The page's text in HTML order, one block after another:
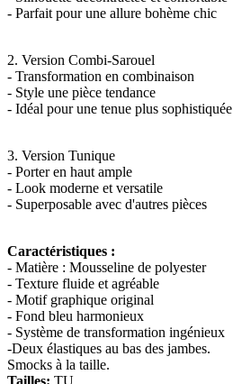
- Parfait pour une allure bohème chic
2. Version Combi-Sarouel
- Transformation en combinaison
- Style une pièce tendance
- Idéal pour une tenue plus sophistiquée
3. Version Tunique
- Porter en haut ample
- Look moderne et versatile
- Superposable avec d'autres pièces
Caractéristiques :
- Matière : Mousseline de polyester
- Texture fluide et agréable
- Motif graphique original
- Fond bleu harmonieux
- Système de transformation ingénieux
-Deux élastiques au bas des jambes.
Smocks à la taille.
Tailles: TU.